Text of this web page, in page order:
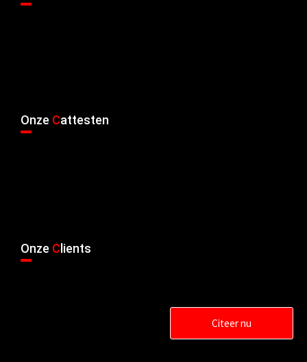
Onze Cattesten
Onze Clients
Citeer nu